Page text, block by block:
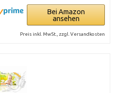
Bei Amazon
ansehen
Preis inkl. MwSt., zzgl. Versandkosten